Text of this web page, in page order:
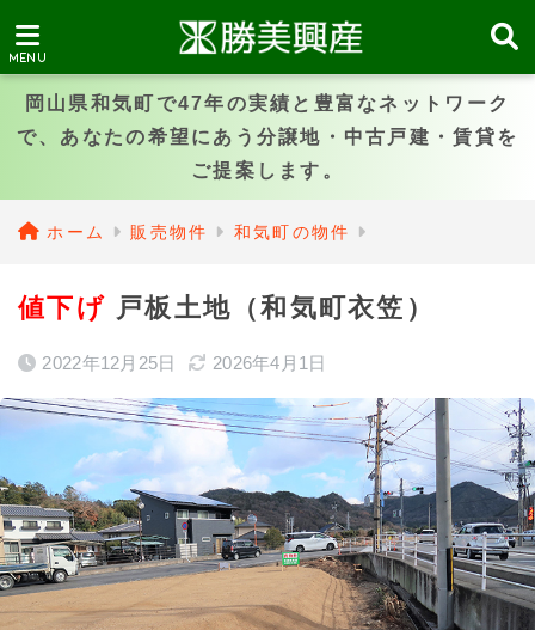
岡山県和気町で47年の実績と豊富なネットワーク
で、あなたの希望にあう分譲地・中古戸建・賃貸を
ご提案します。
ホーム 販売物件 和気町の物件
値下げ 戸板土地（和気町衣笠）
2022年12月25日 2026年4月1日